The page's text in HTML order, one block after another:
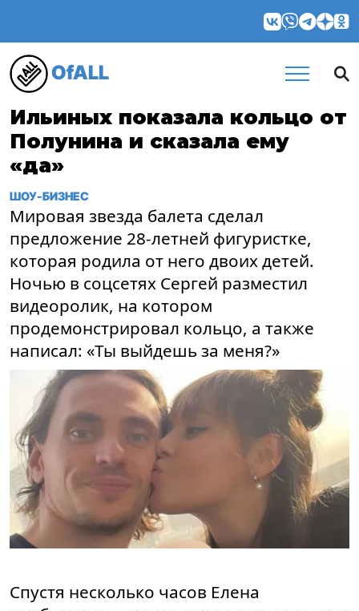
OfALL
Ильиных показала кольцо от
Полунина и сказала ему
«да»
ШОУ-БИЗНЕС
Мировая звезда балета сделал
предложение 28-летней фигуристке,
которая родила от него двоих детей.
Ночью в соцсетях Сергей разместил
видеоролик, на котором
продемонстрировал кольцо, а также
написал: «Ты выйдешь за меня?»
Спустя несколько часов Елена